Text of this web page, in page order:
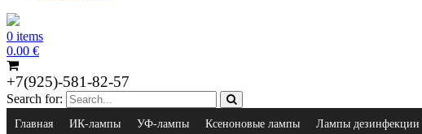
0 items
0.00 €
+7(925)-581-82-57
Search for:
Главная ИК-лампы УФ-лампы Ксеноновые лампы Лампы дезинфекции